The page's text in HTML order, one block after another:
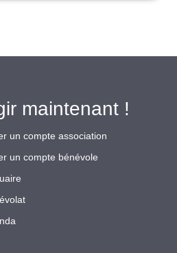
maintenant !
un compte association
un compte bénévole